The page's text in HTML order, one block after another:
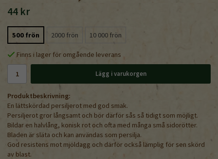
44 kr
500 frön 2000 frön 10 000 frön
Finns i lager för omgående leverans
Lägg i varukorgen
Produktbeskrivning:
En lättskördad persiljerot med god smak.
Persiljerot gror långsamt och bör därför sås så tidigt som möjligt.
Bildar en halvlång, konisk rot och ofta med många små sidorötter.
Bladen är släta och kan användas som persilja.
God resistens mot mjöldagg och därför också lämplig för sen skörd
av blast.